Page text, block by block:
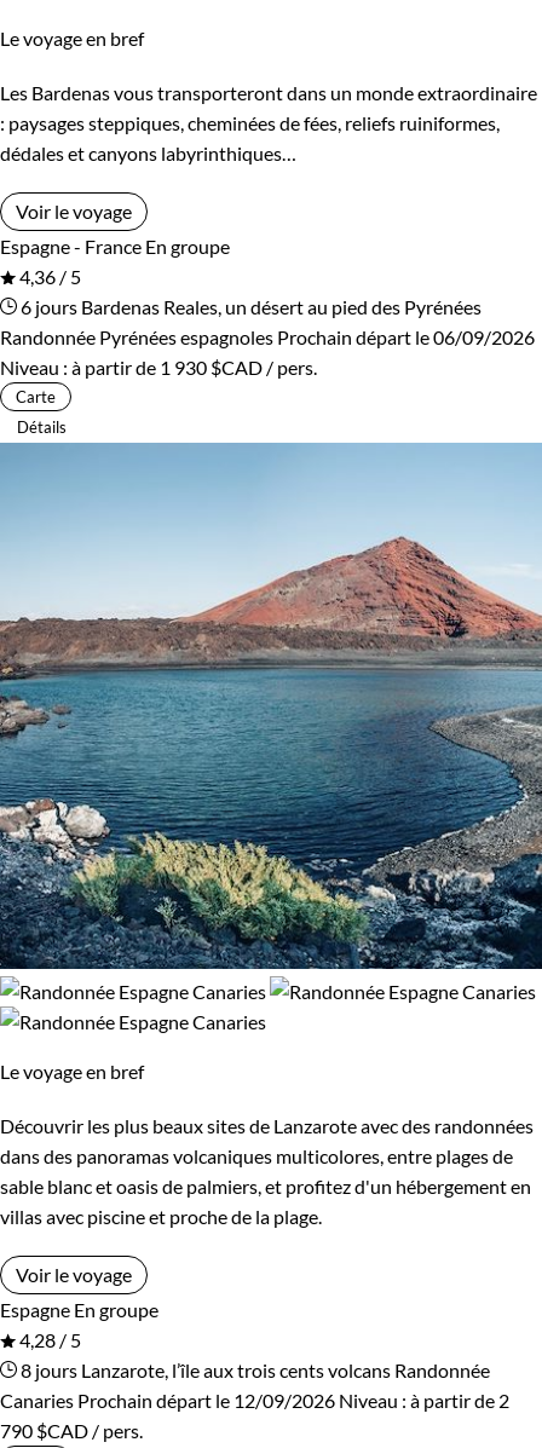
Le voyage en bref
Les Bardenas vous transporteront dans un monde extraordinaire
: paysages steppiques, cheminées de fées, reliefs ruiniformes,
dédales et canyons labyrinthiques…
Voir le voyage
Espagne - France En groupe
4,36 / 5
6 jours Bardenas Reales, un désert au pied des Pyrénées
Randonnée Pyrénées espagnoles Prochain départ le 06/09/2026
Niveau : à partir de 1 930 $CAD / pers.
Carte
Détails
Le voyage en bref
Découvrir les plus beaux sites de Lanzarote avec des randonnées
dans des panoramas volcaniques multicolores, entre plages de
sable blanc et oasis de palmiers, et profitez d'un hébergement en
villas avec piscine et proche de la plage.
Voir le voyage
Espagne En groupe
4,28 / 5
8 jours Lanzarote, l’île aux trois cents volcans Randonnée
Canaries Prochain départ le 12/09/2026 Niveau : à partir de 2
790 $CAD / pers.